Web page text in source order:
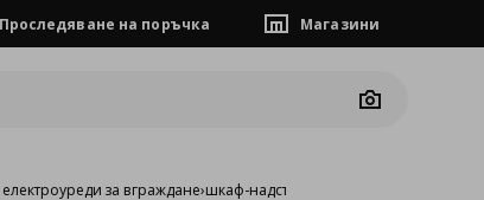
Проследяване на поръчка Магазини
Camera
за вграждане›шкаф-надстройка за хладилник/